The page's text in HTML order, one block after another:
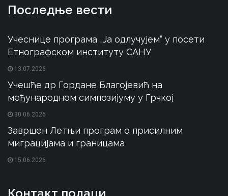
Последње вести
Учеснице програма „Ја одлучујем“ у посети
Етнографском институту САНУ
13.07.2026
Учешће др Гордане Благојевић на
међународном симпозијуму у Грчкој
30.06.2026
Завршен Летњи програм о присилним
миграцијама и границама
15.06.2026